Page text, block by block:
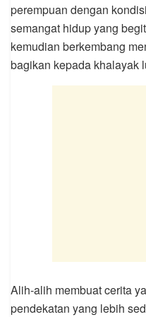
perempuan dengan
semangat hidup yang
kemudian berkembang
bagikan kepada khalayak
Alih-alih membuat cerita
pendekatan yang lebih